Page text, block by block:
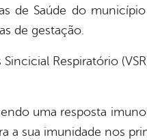
de Saúde do
de gestação.
Respiratório
uma resposta
a sua imunidade nos